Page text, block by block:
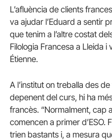
L’afluència de clients
va ajudar l’Eduard a sentir
que tenim a l’altre costat
Filologia Francesa a Lleida i
Étienne.
A l’institut on treballa des
depenent del curs, hi ha
francès. “Normalment, cap
comencen a primer d’ESO.
trien bastants i, a mesura